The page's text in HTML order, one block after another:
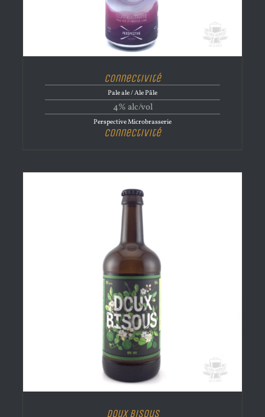
Connectivité
Pale ale / Ale Pâle
4% alc/vol
Perspective Microbrasserie
Connectivité
Doux Bisous